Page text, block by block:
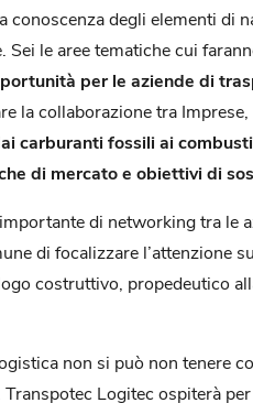
conoscenza degli elementi di
Sei le aree tematiche cui
per le aziende di
la collaborazione tra Imprese,
carburanti fossili ai
di mercato e obiettivi di
di networking tra le
di focalizzare
costruttivo, propedeutico
non si può non tenere
Logitec ospiterà